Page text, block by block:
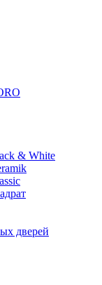
& White
дверей